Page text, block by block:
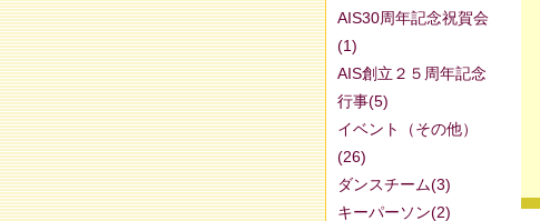
AIS30周年記念祝賀会
(1)
AIS創立２５周年記念
行事(5)
イベント（その他）
(26)
ダンスチーム(3)
キーパーソン(2)